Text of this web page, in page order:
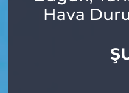
Hava